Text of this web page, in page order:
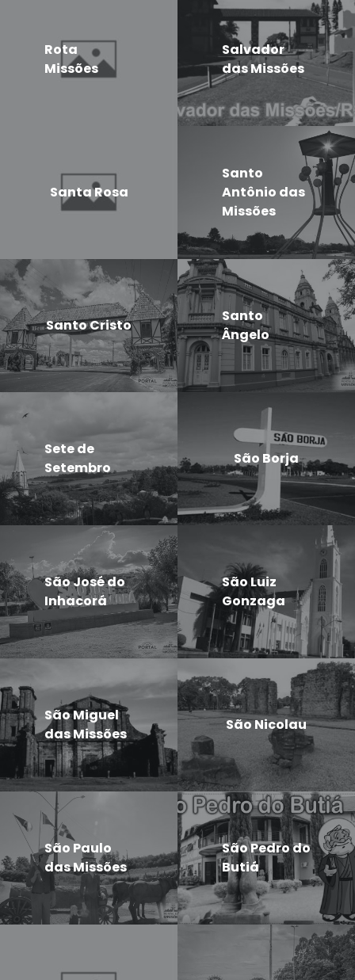
Rota
Missões
Salvador
das Missões
Santa Rosa
Santo
Antônio das
Missões
Santo Cristo
Santo
Ângelo
Sete de
Setembro
São Borja
São José do
Inhacorá
São Luiz
Gonzaga
São Miguel
das Missões
São Nicolau
São Paulo
das Missões
São Pedro do
Butiá